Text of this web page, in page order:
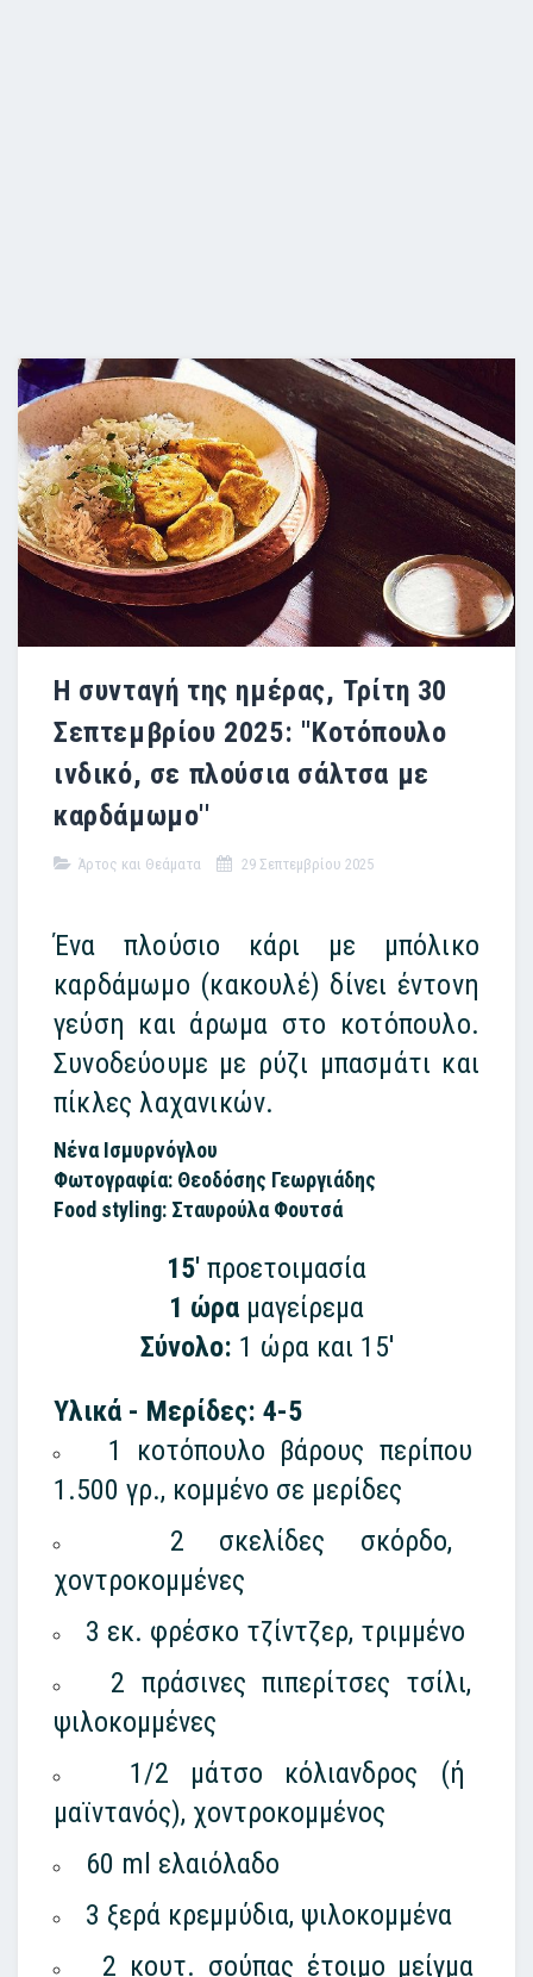
Η συνταγή της ημέρας, Τρίτη 30
Σεπτεμβρίου 2025: ''Κοτόπουλο
ινδικό, σε πλούσια σάλτσα με
καρδάμωμο''
Άρτος και Θεάματα 29 Σεπτεμβρίου 2025
Ένα πλούσιο κάρι με μπόλικο
καρδάμωμο (κακουλέ) δίνει έντονη
γεύση και άρωμα στο κοτόπουλο.
Συνοδεύουμε με ρύζι μπασμάτι και
πίκλες λαχανικών.
Νένα Ισμυρνόγλου
Φωτογραφία: Θεοδόσης Γεωργιάδης
Food styling: Σταυρούλα Φουτσά
15' προετοιμασία
1 ώρα μαγείρεμα
Σύνολο: 1 ώρα και 15'
Υλικά - Μερίδες: 4-5
1 κοτόπουλο βάρους περίπου
1.500 γρ., κομμένο σε μερίδες
2 σκελίδες σκόρδο,
χοντροκομμένες
3 εκ. φρέσκο τζίντζερ, τριμμένο
2 πράσινες πιπερίτσες τσίλι,
ψιλοκομμένες
1/2 μάτσο κόλιανδρος (ή
μαϊντανός), χοντροκομμένος
60 ml ελαιόλαδο
3 ξερά κρεμμύδια, ψιλοκομμένα
2 κουτ. σούπας έτοιμο μείγμα